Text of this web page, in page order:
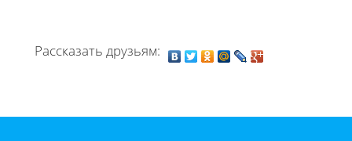
Рассказать друзьям: